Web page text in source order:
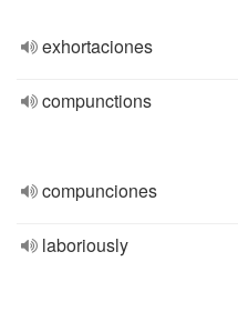
exhortaciones
compunctions
compunciones
laboriously